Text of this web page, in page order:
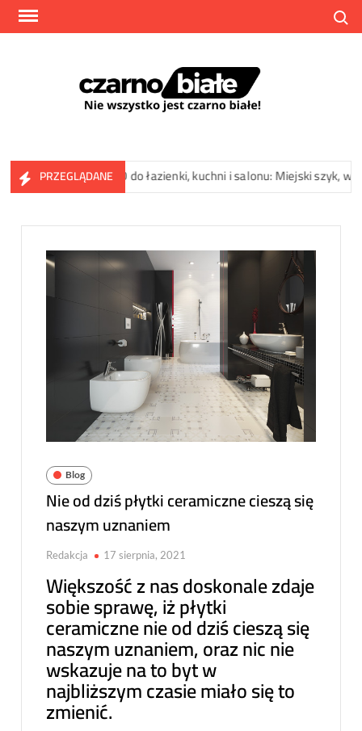
Skip
czarno
białe!
PRZEGLĄDANE
NOHO do łazienki, kuchni i salonu: Miejski szyk, wyrazista
Blog
Nie od dziś płytki ceramiczne cieszą się
naszym uznaniem
Redakcja 17 sierpnia, 2021
Większość z nas doskonale zdaje
sobie sprawę, iż płytki
ceramiczne nie od dziś cieszą się
naszym uznaniem, oraz nic nie
wskazuje na to byt w
najbliższym czasie miało się to
zmienić.